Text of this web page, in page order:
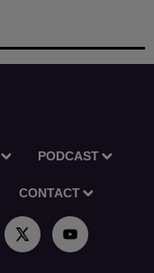
PODCAST
CONTACT